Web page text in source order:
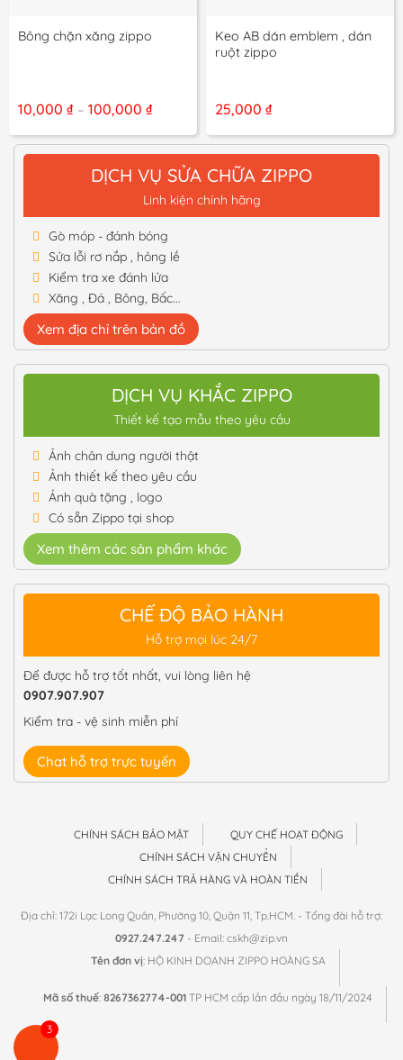
Bông chặn xăng zippo
10,000 ₫ – 100,000 ₫Khoảng
từ
10,000 ₫
100,000 ₫
Keo AB dán emblem , dán
ruột zippo
25,000 ₫
DỊCH VỤ SỬA CHỮA ZIPPO
Linh kiện chính hãng
Gò móp - đánh bóng
Sửa lỗi rơ nắp , hỏng lề
Kiểm tra xe đánh lửa
Xăng , Đá , Bông, Bấc...
Xem địa chỉ trên bản đồ
DỊCH VỤ KHẮC ZIPPO
Thiết kế tạo mẫu theo yêu cầu
Ảnh chân dung người thật
Ảnh thiết kế theo yêu cầu
Ảnh quà tặng , logo
Có sẵn Zippo tại shop
Xem thêm các sản phẩm khác
CHẾ ĐỘ BẢO HÀNH
Hỗ trợ mọi lúc 24/7
Để được hỗ trợ tốt nhất, vui lòng liên hệ
0907.907.907
Kiểm tra - vệ sinh miễn phí
Chat hỗ trợ trực tuyến
CHÍNH SÁCH BẢO MẬT
QUY CHẾ HOẠT ĐỘNG
CHÍNH SÁCH VẬN CHUYỂN
CHÍNH SÁCH TRẢ HÀNG VÀ HOÀN TIỀN
Địa chỉ: 172i Lạc Long Quân, Phường 10, Quận 11, Tp.HCM. - Tổng đài hỗ trợ:
0927.247.247 - Email: cskh@zip.vn
Tên đơn vị: HỘ KINH DOANH ZIPPO HOÀNG SA
Mã số thuế:8267362774-001TP HCM cấp lần đầu ngày 18/11/2024
3